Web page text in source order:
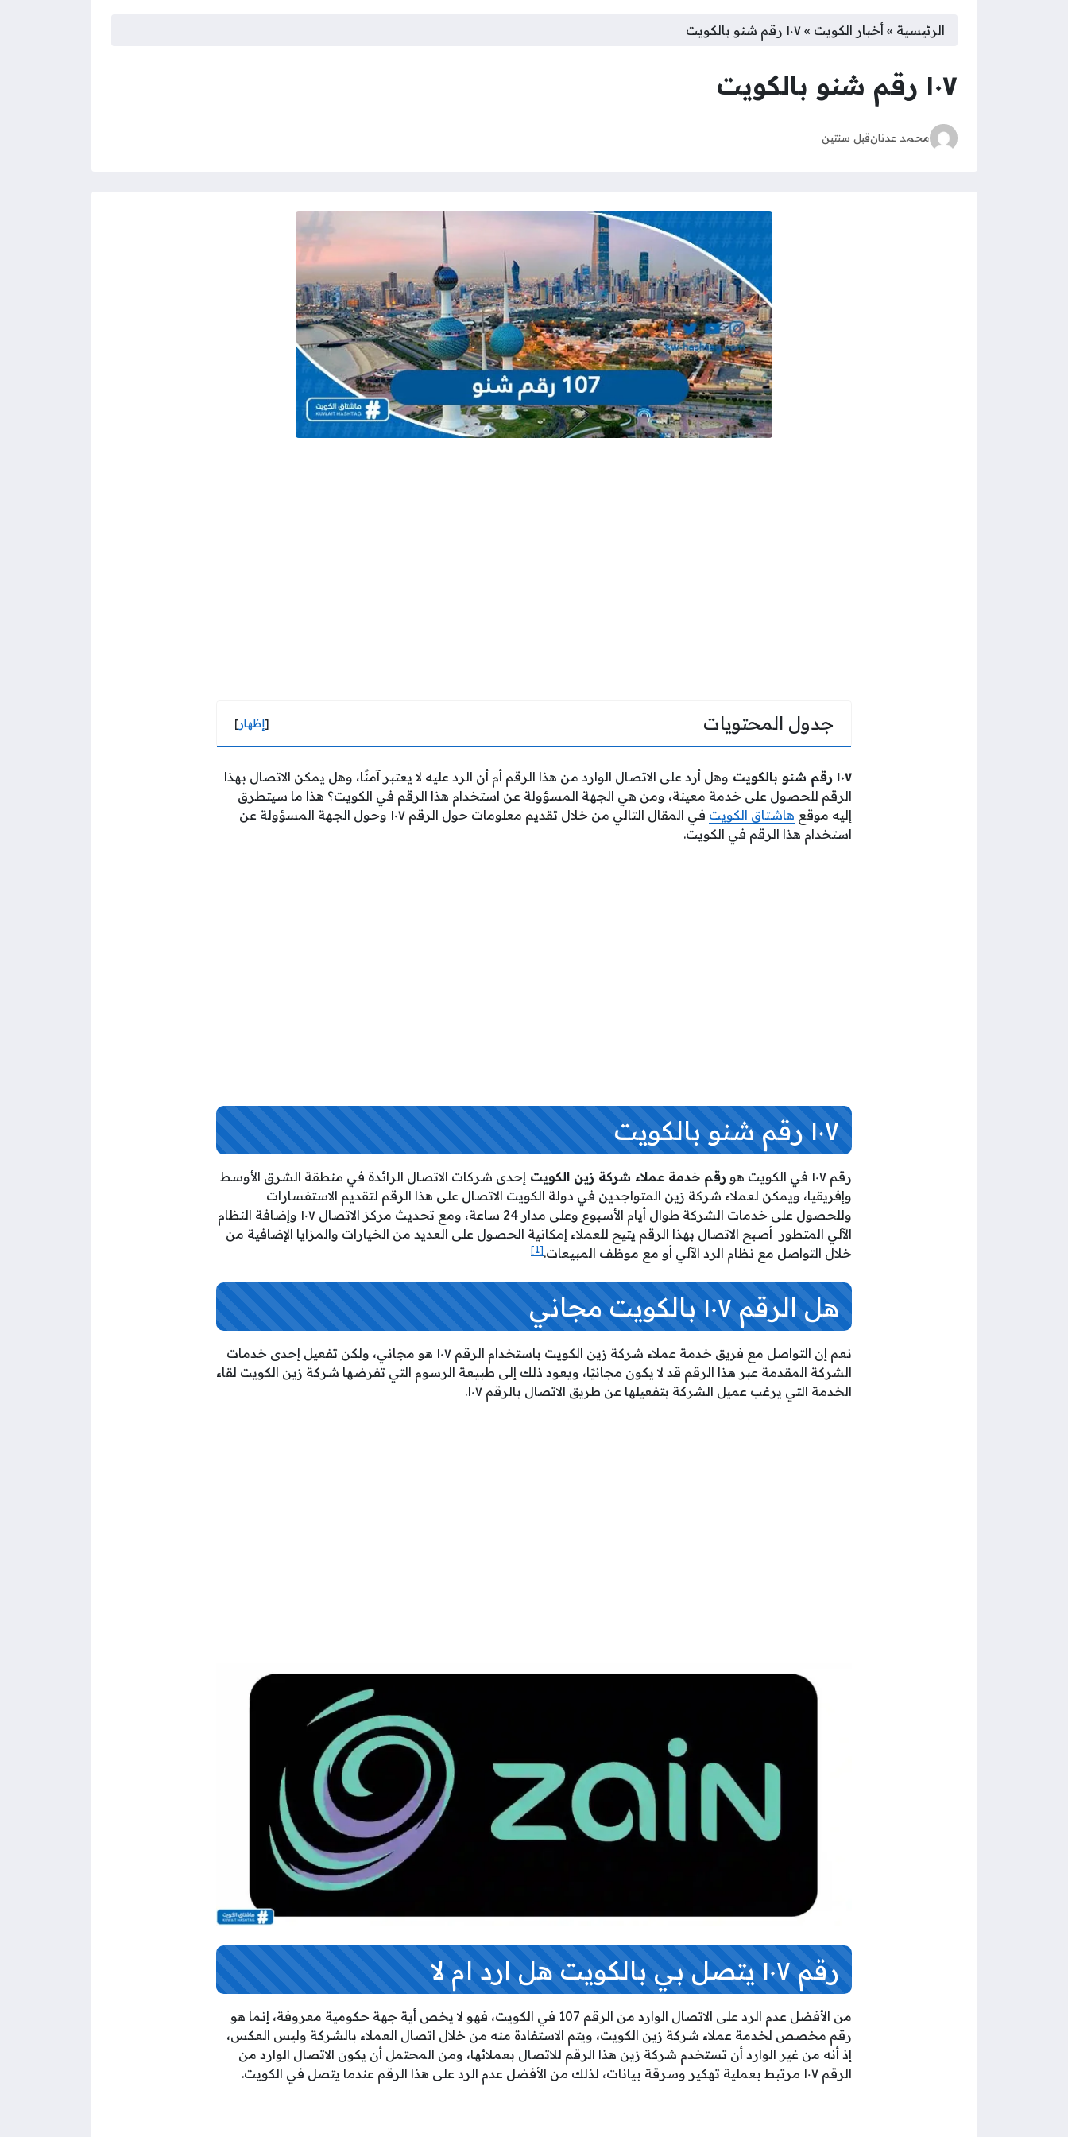
الرئيسية »أخبار الكويت »١٠٧ رقم شنو بالكويت
١٠٧ رقم شنو بالكويت
محمد عدنانقبل سنتين
جدول المحتويات [إظهار]
١٠٧ رقم شنو بالكويت
وهل أرد على الاتصال الوارد من هذا الرقم أم أن الرد عليه لا يعتبر آمنًا، وهل يمكن الاتصال بهذا
الرقم للحصول على خدمة معينة، ومن هي الجهة المسؤولة عن استخدام هذا الرقم في الكويت؟ هذا ما سيتطرق
إليه موقع هاشتاق الكويت في المقال التالي من خلال تقديم معلومات حول الرقم
١٠٧ وحول الجهة المسؤولة عن
استخدام هذا الرقم في الكويت.
١٠٧ رقم شنو بالكويت
رقم ١٠٧ في الكويت هو رقم خدمة عملاء شركة زين الكويت إحدى شركات الاتصال الرائدة في منطقة الشرق الأوسط
وإفريقيا، ويمكن لعملاء شركة زين المتواجدين في دولة الكويت الاتصال على هذا الرقم لتقديم الاستفسارات
وللحصول على خدمات الشركة طوال أيام الأسبوع وعلى مدار 24 ساعة، ومع تحديث مركز الاتصال ١٠٧ وإضافة النظام
الآلي المتطور أصبح الاتصال بهذا الرقم يتيح للعملاء إمكانية الحصول على العديد من الخيارات والمزايا الإضافية من
خلال التواصل مع نظام الرد الآلي أو مع موظف المبيعات.[1]
هل الرقم ١٠٧ بالكويت مجاني
نعم إن التواصل مع فريق خدمة عملاء شركة زين الكويت باستخدام الرقم
١٠٧ هو مجاني، ولكن تفعيل إحدى خدمات
الشركة المقدمة عبر هذا الرقم قد لا يكون مجانيًا، ويعود ذلك إلى طبيعة الرسوم التي تفرضها شركة زين الكويت لقاء
الخدمة التي يرغب عميل الشركة بتفعيلها عن طريق الاتصال بالرقم ١٠٧.
رقم ١٠٧ يتصل بي بالكويت هل ارد ام لا
من الأفضل عدم الرد على الاتصال الوارد من الرقم 107 في الكويت، فهو لا يخص أية جهة حكومية معروفة، إنما هو
رقم مخصص لخدمة عملاء شركة زين الكويت، ويتم الاستفادة منه من خلال اتصال العملاء بالشركة وليس العكس،
إذ أنه من غير الوارد أن تستخدم شركة زين هذا الرقم للاتصال بعملائها، ومن المحتمل أن يكون الاتصال الوارد من
الرقم ١٠٧ مرتبط بعملية تهكير وسرقة بيانات، لذلك من الأفضل عدم الرد على هذا الرقم عندما يتصل في الكويت.